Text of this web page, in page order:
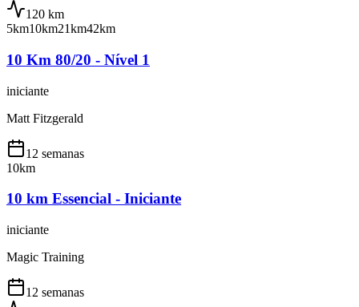
120 km
5km10km21km42km
10 Km 80/20 - Nível 1
iniciante
Matt Fitzgerald
12 semanas
10km
10 km Essencial - Iniciante
iniciante
Magic Training
12 semanas